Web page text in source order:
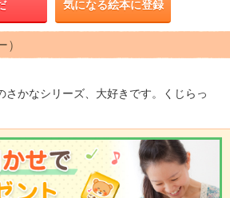
気になる絵本に登録
さかなシリーズ、大好きです。くじらっ